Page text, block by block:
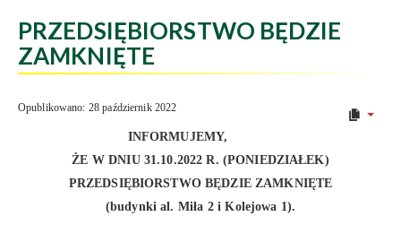
PRZEDSIĘBIORSTWO BĘDZIE
ZAMKNIĘTE
Opublikowano: 28 październik 2022
INFORMUJEMY,
ŻE W DNIU 31.10.2022 R. (PONIEDZIAŁEK)
PRZEDSIĘBIORSTWO BĘDZIE ZAMKNIĘTE
(budynki al. Miła 2 i Kolejowa 1).